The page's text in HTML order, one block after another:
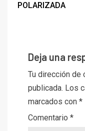
POLARIZADA
Deja una
Tu dirección de
publicada. Los
marcados con *
Comentario *